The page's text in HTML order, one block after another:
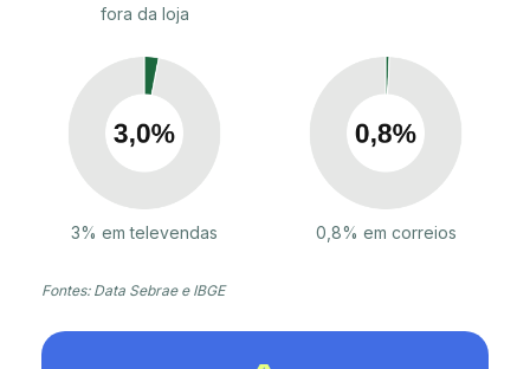
fora da loja
3% em televendas 0,8% em correios
Fontes: Data Sebrae e IBGE